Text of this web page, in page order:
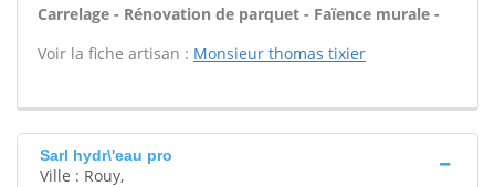
Carrelage - Rénovation de parquet - Faïence murale -
Voir la fiche artisan : Monsieur thomas tixier
Sarl hydr\'eau pro
Ville : Rouy,